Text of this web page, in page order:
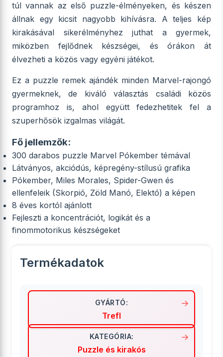
túl vannak az első puzzle-élményeken, és készen
állnak egy kicsit nagyobb kihívásra. A teljes kép
kirakásával sikerélményhez juthat a gyermek,
miközben fejlődnek készségei, és órákon át
élvezheti a közös vagy egyéni játékot.
Ez a puzzle remek ajándék minden Marvel-rajongó
gyermeknek, de kiváló választás családi közös
programhoz is, ahol együtt fedezhetitek fel a
szuperhősök izgalmas világát.
Fő jellemzők:
300 darabos puzzle Marvel Pókember témával
Látványos, akciódús, képregény-stílusú grafika
Pókember, Miles Morales, Spider-Gwen és
ellenfeleik (Skorpió, Zöld Manó, Elektó) a képen
8 éves kortól ajánlott
Fejleszti a koncentrációt, logikát és a
finommotorikus készségeket
Termékadatok
GYÁRTÓ:
Trefl
KATEGÓRIA:
Puzzle és kirakós